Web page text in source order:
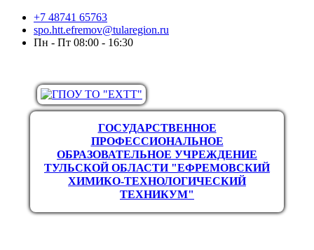
+7 48741 65763
spo.htt.efremov@tularegion.ru
Пн - Пт 08:00 - 16:30
ГОСУДАРСТВЕННОЕ
ПРОФЕССИОНАЛЬНОЕ
ОБРАЗОВАТЕЛЬНОЕ УЧРЕЖДЕНИЕ
ТУЛЬСКОЙ ОБЛАСТИ "ЕФРЕМОВСКИЙ
ХИМИКО-ТЕХНОЛОГИЧЕСКИЙ
ТЕХНИКУМ"